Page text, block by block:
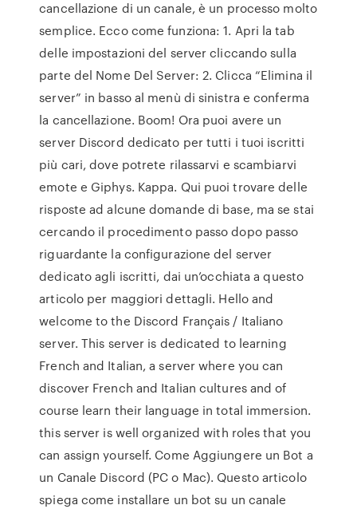
cancellazione di un canale, è un processo molto
semplice. Ecco come funziona: 1. Apri la tab
delle impostazioni del server cliccando sulla
parte del Nome Del Server: 2. Clicca “Elimina il
server” in basso al menù di sinistra e conferma
la cancellazione. Boom! Ora puoi avere un
server Discord dedicato per tutti i tuoi iscritti
più cari, dove potrete rilassarvi e scambiarvi
emote e Giphys. Kappa. Qui puoi trovare delle
risposte ad alcune domande di base, ma se stai
cercando il procedimento passo dopo passo
riguardante la configurazione del server
dedicato agli iscritti, dai un’occhiata a questo
articolo per maggiori dettagli. Hello and
welcome to the Discord Français / Italiano
server. This server is dedicated to learning
French and Italian, a server where you can
discover French and Italian cultures and of
course learn their language in total immersion.
this server is well organized with roles that you
can assign yourself. Come Aggiungere un Bot a
un Canale Discord (PC o Mac). Questo articolo
spiega come installare un bot su un canale